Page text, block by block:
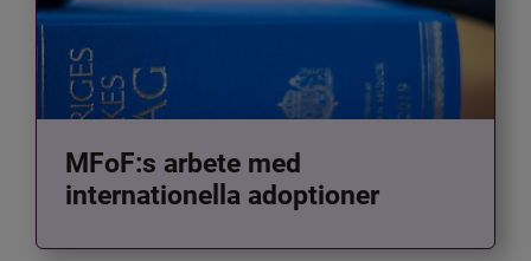
MFoF:s arbete med
internationella adoptioner